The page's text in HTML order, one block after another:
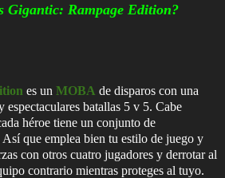
Gigantic: Rampage Edition?
es un MOBA de disparos con una
espectaculares batallas 5 v 5. Cabe
héroe tiene un conjunto de
Así que emplea bien tu estilo de juego y
con otros cuatro jugadores y derrotar al
contrario mientras proteges al tuyo.